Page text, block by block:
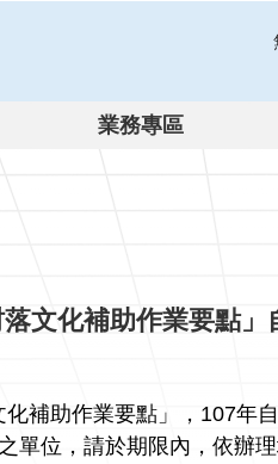
業務專區
文化補助作業要點
補助作業要點」， 107年
單位，請於期限內，依辦